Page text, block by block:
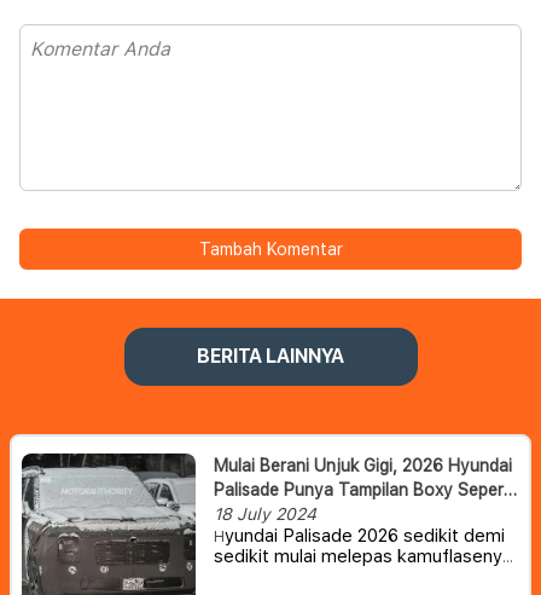
Tambah Komentar
BERITA LAINNYA
Mulai Berani Unjuk Gigi, 2026 Hyundai
Palisade Punya Tampilan Boxy Seperti
Santa Fe
18 July 2024
Hyundai Palisade 2026 sedikit demi
sedikit mulai melepas kamuflasenya